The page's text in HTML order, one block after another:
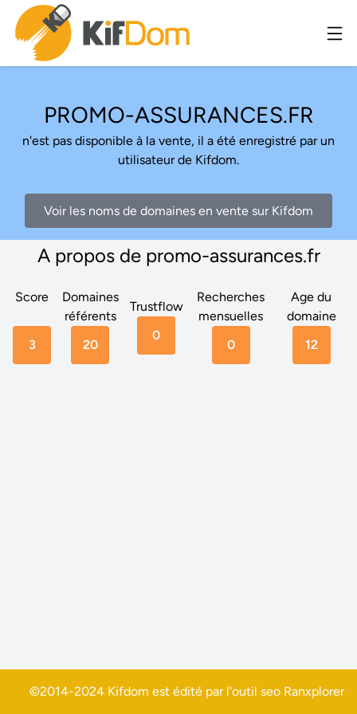
PROMO-ASSURANCES.FR
n'est pas disponible à la vente, il a été enregistré par un
utilisateur de Kifdom.
Voir les noms de domaines en vente sur Kifdom
A propos de promo-assurances.fr
Score
3
Domaines
référents
20
Trustflow
0
Recherches
mensuelles
0
Age du
domaine
12
©2014-2024 Kifdom est édité par l'outil seo Ranxplorer